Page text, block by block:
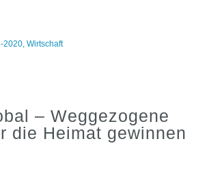
2020,Wirtschaft
– Weggezogene
die Heimat gewinnen